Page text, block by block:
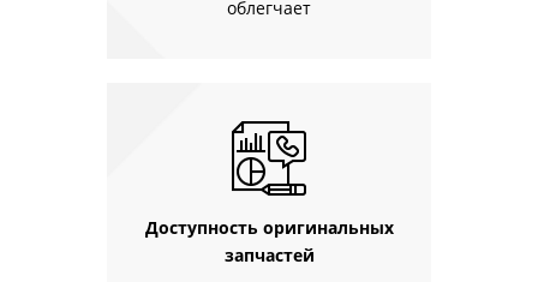
облегчает
Доступность оригинальных
запчастей